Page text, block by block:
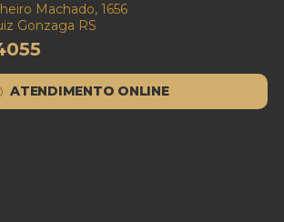
Machado, 1656
Gonzaga RS
ATENDIMENTO ONLINE